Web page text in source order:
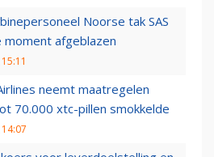
Noorse tak SAS
afgeblazen
neemt maatregelen
70.000 xtc-pillen smokkelde